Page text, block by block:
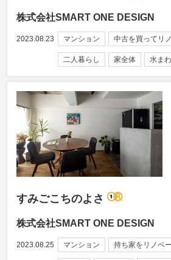
株式会社SMART ONE DESIGN
2023.08.23 マンション 中古を買ってリ
二人暮らし 家全体 水ま
すみごこちのよさ
株式会社SMART ONE DESIGN
2023.08.25 マンション 持ち家をリノベ